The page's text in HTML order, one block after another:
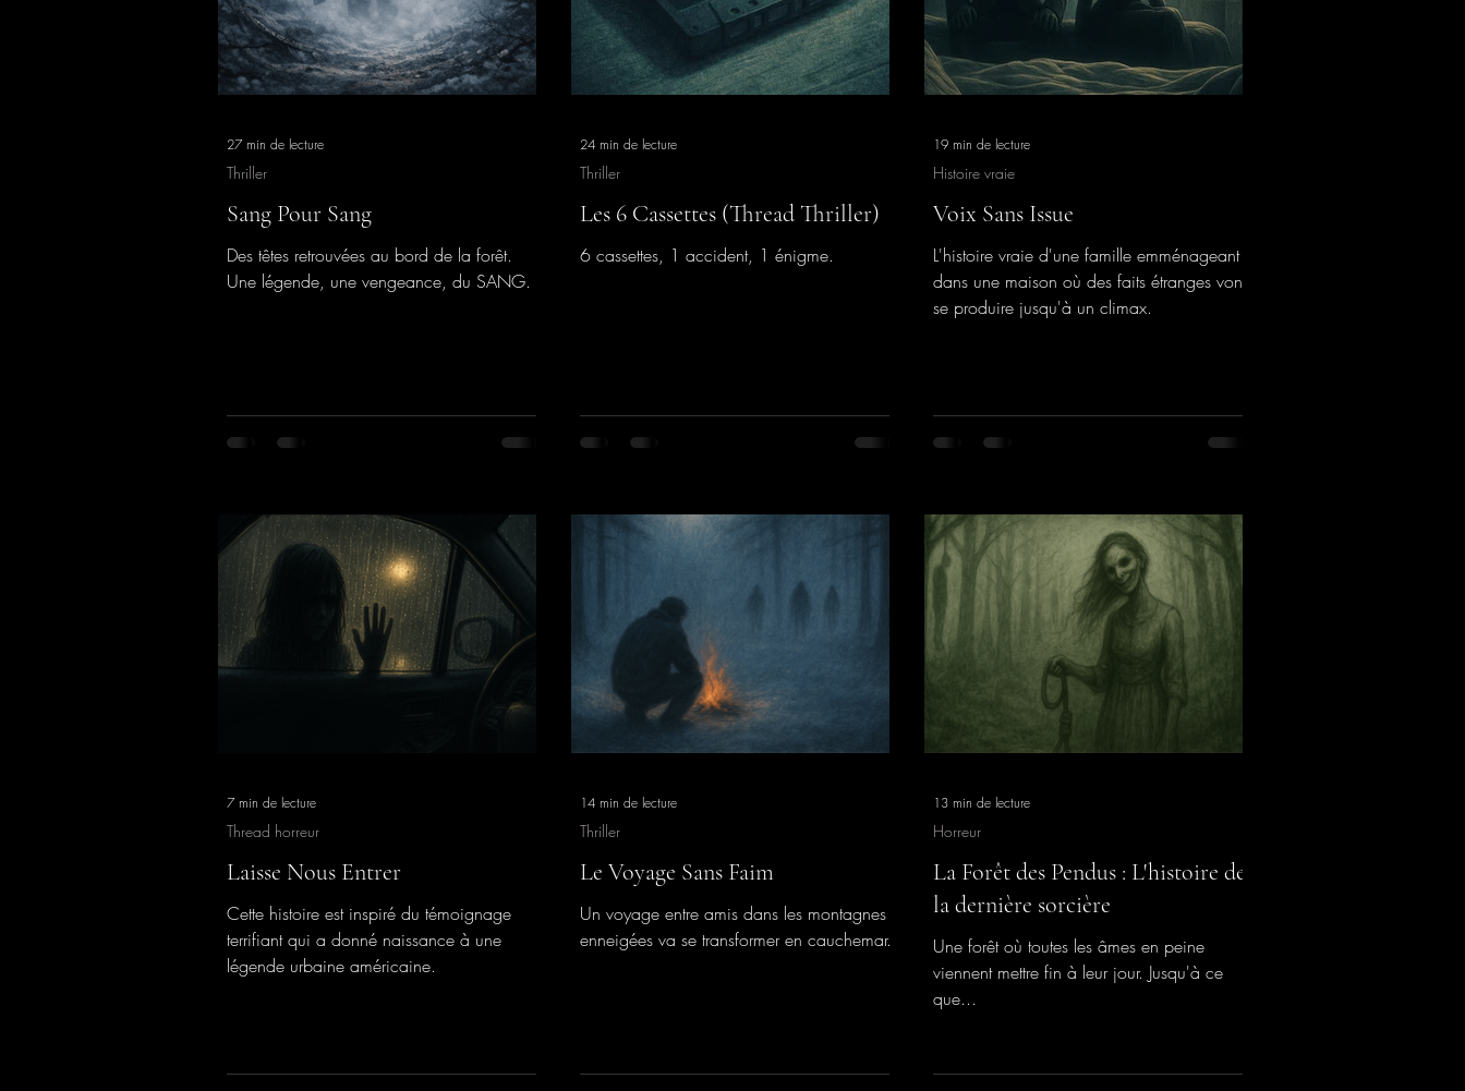
Sang Pour Sang
Des têtes retrouvées au bord de la forêt.
Une légende, une vengeance, du SANG.
Thriller
27 min de lecture
Les 6 Cassettes (Thread Thriller)
6 cassettes, 1 accident, 1 énigme.
Thriller
24 min de lecture
Voix Sans Issue
L'histoire vraie d'une famille emménageant
dans une maison où des faits étranges vont
se produire jusqu'à un climax.
Histoire vraie
19 min de lecture
Laisse Nous Entrer
Cette histoire est inspiré du témoignage
terrifiant qui a donné naissance à une
légende urbaine américaine.
Thread horreur
7 min de lecture
Le Voyage Sans Faim
Un voyage entre amis dans les montagnes
enneigées va se transformer en cauchemar.
Thriller
14 min de lecture
La Forêt des Pendus : L'histoire de
la dernière sorcière
Une forêt où toutes les âmes en peine
viennent mettre fin à leur jour. Jusqu'à ce
que...
Horreur
13 min de lecture